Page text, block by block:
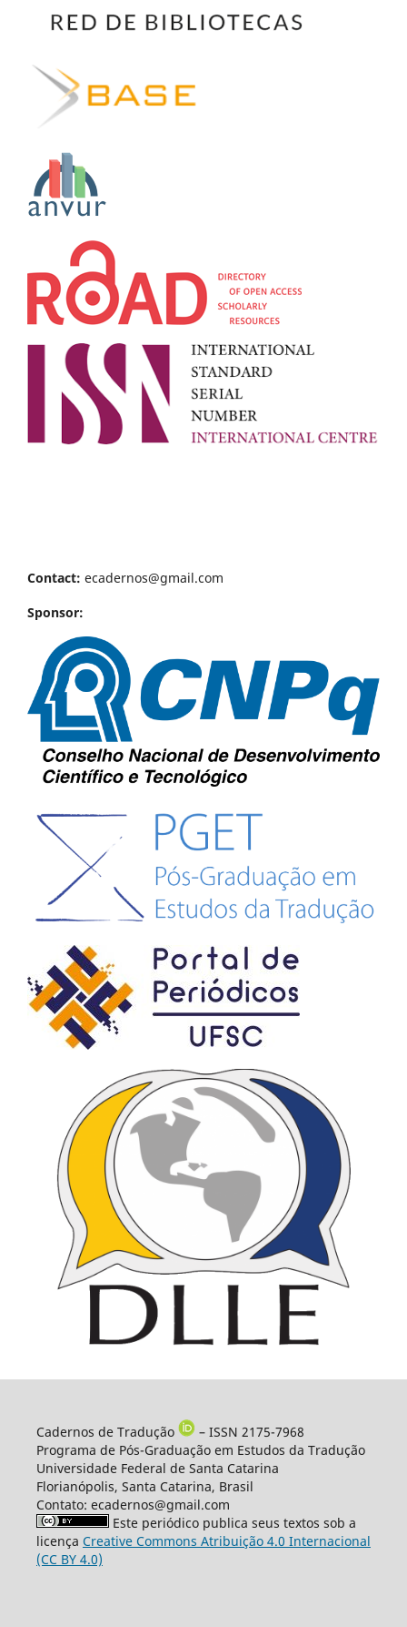
Contact: ecadernos@gmail.com
Sponsor:
Cadernos de Tradução
– ISSN 2175-7968
Programa de Pós-Graduação em Estudos da Tradução
Universidade Federal de Santa Catarina
Florianópolis, Santa Catarina, Brasil
Contato: ecadernos@gmail.com
Este periódico publica seus textos sob a
licença Creative Commons Atribuição 4.0 Internacional
(CC BY 4.0)